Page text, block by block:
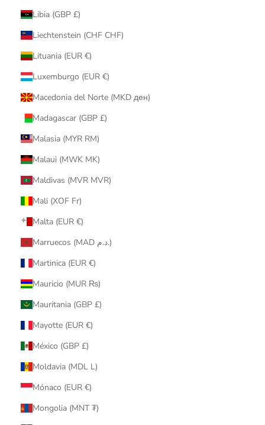
Libia (GBP £)
Liechtenstein (CHF CHF)
Lituania (EUR €)
Luxemburgo (EUR €)
Macedonia del Norte (MKD ден)
Madagascar (GBP £)
Malasia (MYR RM)
Malaui (MWK MK)
Maldivas (MVR MVR)
Mali (XOF Fr)
Malta (EUR €)
Marruecos (MAD د.م.)
Martinica (EUR €)
Mauricio (MUR ₨)
Mauritania (GBP £)
Mayotte (EUR €)
México (GBP £)
Moldavia (MDL L)
Mónaco (EUR €)
Mongolia (MNT ₮)